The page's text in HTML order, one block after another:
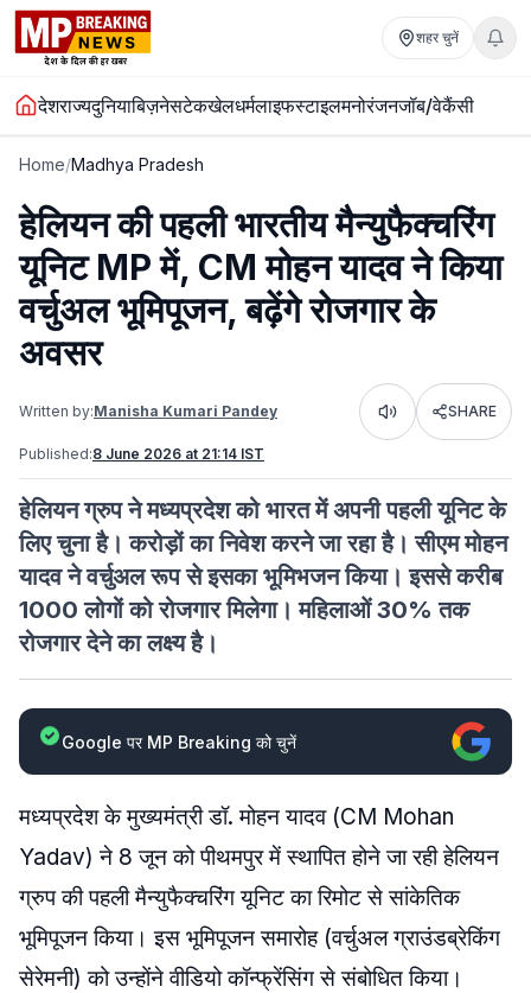
शहर चुनें
देशराज्यदुनियाबिज़नेसटेकखेलधर्मलाइफस्टाइलमनोरंजनजॉब/वेकैंसी
Home/Madhya Pradesh
हेलियन की पहली भारतीय मैन्युफैक्चरिंग
यूनिट MP में, CM मोहन यादव ने किया
वर्चुअल भूमिपूजन, बढ़ेंगे रोजगार के
अवसर
Written by:Manisha Kumari Pandey Listen SHARE
Published:8 June 2026 at 21:14 IST
हेलियन ग्रुप ने मध्यप्रदेश को भारत में अपनी पहली यूनिट के
लिए चुना है। करोड़ों का निवेश करने जा रहा है। सीएम मोहन
यादव ने वर्चुअल रूप से इसका भूमिभजन किया। इससे करीब
1000 लोगों को रोजगार मिलेगा। महिलाओं 30% तक
रोजगार देने का लक्ष्य है।
Google पर MP Breaking को चुनें
मध्यप्रदेश के मुख्यमंत्री डॉ. मोहन यादव (CM Mohan
Yadav) ने 8 जून को पीथमपुर में स्थापित होने जा रही हेलियन
ग्रुप की पहली मैन्युफैक्चरिंग यूनिट का रिमोट से सांकेतिक
भूमिपूजन किया। इस भूमिपूजन समारोह (वर्चुअल ग्राउंडब्रेकिंग
सेरेमनी) को उन्होंने वीडियो कॉन्फ्रेंसिंग से संबोधित किया।